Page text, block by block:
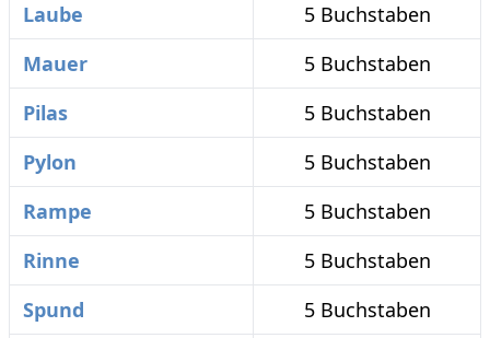
Laube
5 Buchstaben
Mauer
5 Buchstaben
Pilas
5 Buchstaben
Pylon
5 Buchstaben
Rampe
5 Buchstaben
Rinne
5 Buchstaben
Spund
5 Buchstaben